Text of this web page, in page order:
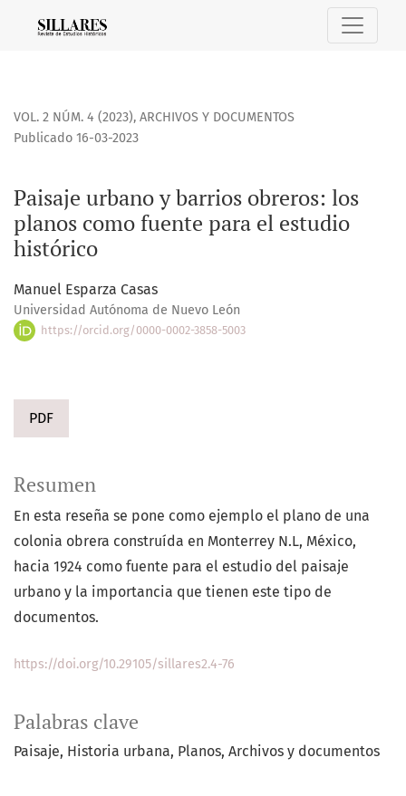
Paisaje urbano y barrios obreros: los planos como fuente
VOL. 2 NÚM. 4 (2023), ARCHIVOS Y DOCUMENTOS
Paisaje urbano y barrios obreros: los
planos como fuente para el estudio
histórico
Publicado 16-03-2023
Manuel Esparza Casas
Universidad Autónoma de Nuevo León
https://orcid.org/0000-0002-3858-5003
PDF
Palabras clave
Paisaje Historia urbana Planos Archivos y documentos
Resumen
En esta reseña se pone como ejemplo el plano de una
colonia obrera construída en Monterrey N.L, México,
hacia 1924 como fuente para el estudio del paisaje
urbano y la importancia que tienen este tipo de
documentos.
https://doi.org/10.29105/sillares2.4-76